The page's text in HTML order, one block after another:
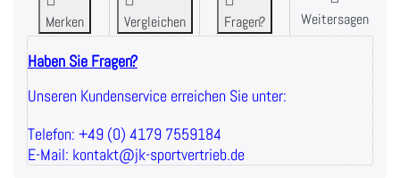
Merken Vergleichen Fragen? Weitersagen
Haben Sie Fragen?
Unseren Kundenservice erreichen Sie unter:
Telefon: +49 (0) 4179 7559184
E-Mail: kontakt@jk-sportvertrieb.de